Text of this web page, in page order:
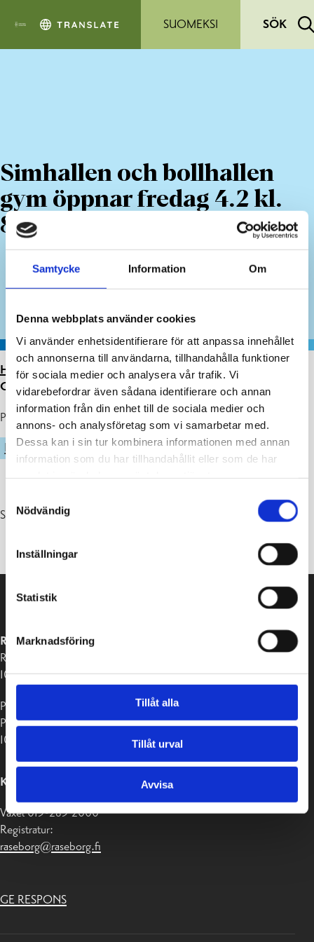
Samtycke Information Om
Denna webbplats använder cookies
Vi använder enhetsidentifierare för att anpassa innehållet
och annonserna till användarna, tillhandahålla funktioner
för sociala medier och analysera vår trafik. Vi
vidarebefordrar även sådana identifierare och annan
information från din enhet till de sociala medier och
annons- och analysföretag som vi samarbetar med.
Dessa kan i sin tur kombinera informationen med annan
information som du har tillhandahållit eller som de har
Nödvändig
Inställningar
Statistik
Marknadsföring
Tillåt alla
Tillåt urval
Avvisa
SUOMEKSI
SÖK
Simhallen och bollhallen
gym öppnar fredag 4.2 kl.
8.00
HEM>ARTIKLAR>SIMHALLEN OCH BOLLHALLEN
GYM ÖPPNAR FREDAG 4.2 KL. 8.00
Publicerad : 31.01.2022
IDROTT
Simhallen och bollhallen gym öppnar fredag 4.2 kl. 8.00.
RASEBORGS STAD
Raseborgsvägen 37
10650 Ekenäs
Postadress:
PB 58
10611 Raseborg
KONTAKTUPPGIFTER
Växel 019-289 2000
Registratur:
raseborg@raseborg.fi
GE RESPONS